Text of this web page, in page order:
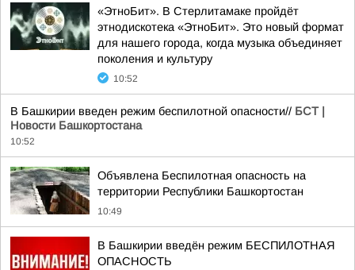
«ЭтноБит». В Стерлитамаке пройдёт
этнодискотека «ЭтноБит». Это новый формат
для нашего города, когда музыка объединяет
поколения и культуру
10:52
В Башкирии введен режим беспилотной опасности// БСТ |
Новости Башкортостана
10:52
Объявлена Беспилотная опасность на
территории Республики Башкортостан
10:49
В Башкирии введён режим БЕСПИЛОТНАЯ
ОПАСНОСТЬ